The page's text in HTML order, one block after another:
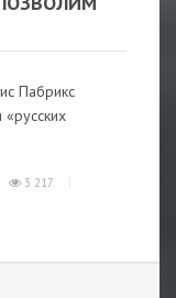
Пабрикс
«русских
3 217